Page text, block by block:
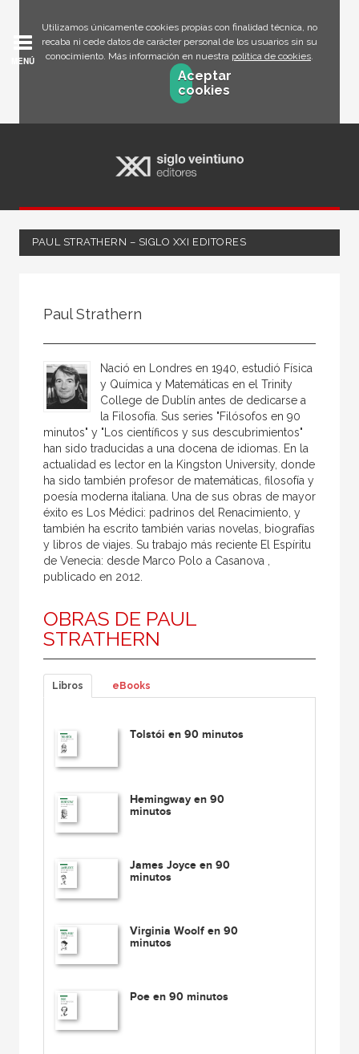
Utilizamos únicamente cookies propias con finalidad técnica, no
recaba ni cede datos de carácter personal de los usuarios sin su
conocimiento. Más información en nuestra política de cookies.
Aceptar
cookies
MENÚ
PAUL STRATHERN – SIGLO XXI EDITORES
Paul Strathern
Nació en Londres en 1940, estudió Física
y Química y Matemáticas en el Trinity
College de Dublín antes de dedicarse a
la Filosofía. Sus series "Filósofos en 90
minutos" y "Los científicos y sus descubrimientos"
han sido traducidas a una docena de idiomas. En la
actualidad es lector en la Kingston University, donde
ha sido también profesor de matemáticas, filosofía y
poesía moderna italiana. Una de sus obras de mayor
éxito es Los Médici: padrinos del Renacimiento, y
también ha escrito también varias novelas, biografías
y libros de viajes. Su trabajo más reciente El Espíritu
de Venecia: desde Marco Polo a Casanova ,
publicado en 2012.
OBRAS DE PAUL
STRATHERN
Libros eBooks
Tolstói en 90 minutos
Hemingway en 90
minutos
James Joyce en 90
minutos
Virginia Woolf en 90
minutos
Poe en 90 minutos